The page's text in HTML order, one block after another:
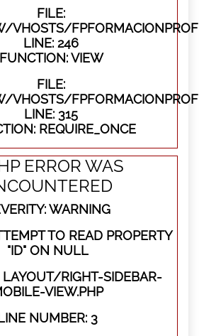
FILE:
LINE: 246
FUNCTION: VIEW
FILE:
LINE: 315
REQUIRE_ONCE
ERROR WAS
WARNING
TO READ PROPERTY
"ID" ON NULL
LAYOUT/RIGHT-SIDEBAR-
VIEW.PHP
NUMBER: 3